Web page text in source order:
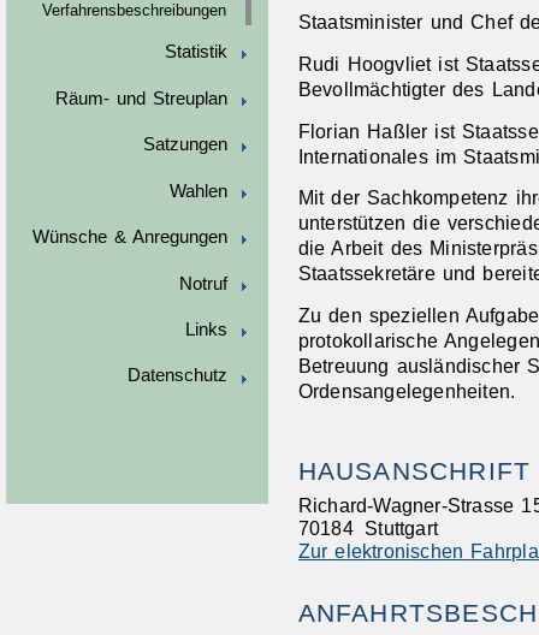
Verfahrensbeschreibungen
Statistik
Räum- und Streuplan
Satzungen
Wahlen
Wünsche & Anregungen
Notruf
Links
Datenschutz
Staatsminister und Chef
Rudi Hoogvliet ist
Bevollmächtigter des
Florian Haßler ist
Internationales im
Mit der Sachkompetenz
unterstützen die
die Arbeit des
Staatssekretäre und
Zu den speziellen
protokollarische
Betreuung ausländischer
Ordensangelegenheiten.
HAUSANSCHRIFT
Richard-Wagner-Strasse
70184 Stuttgart
Zur elektronischen